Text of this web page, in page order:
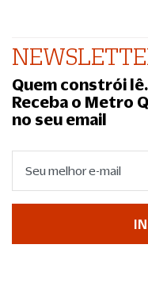
Quem constrói lê.
Receba o Metro
no seu email